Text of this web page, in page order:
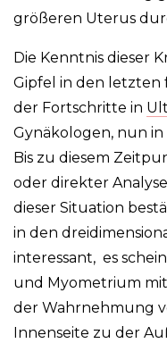
größeren Uterus
Die Kenntnis dieser
Gipfel in den letzten
der Fortschritte in
Gynäkologen, nun in
Bis zu diesem
oder direkter
dieser Situation
in den
interessant, es
und Myometrium
der Wahrnehmung
Innenseite zu der